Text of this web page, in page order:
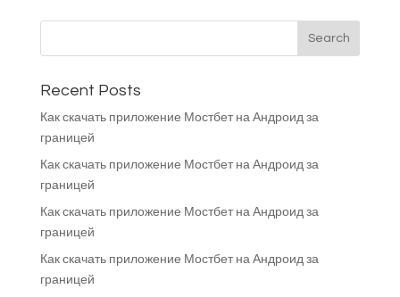
Recent Posts
Как скачать приложение Мостбет на Андроид за
границей
Как скачать приложение Мостбет на Андроид за
границей
Как скачать приложение Мостбет на Андроид за
границей
Как скачать приложение Мостбет на Андроид за
границей